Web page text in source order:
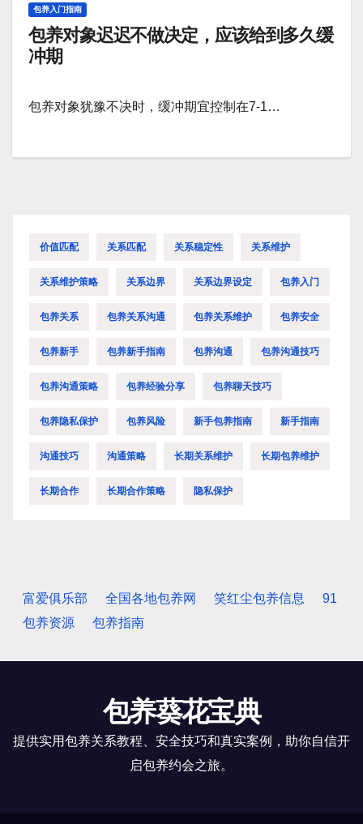
包养入门指南
包养对象迟迟不做决定，应该给到多久缓
冲期
包养对象犹豫不决时，缓冲期宜控制在7-1…
价值匹配 关系匹配 关系稳定性 关系维护
关系维护策略 关系边界 关系边界设定 包养入门
包养关系 包养关系沟通 包养关系维护 包养安全
包养新手 包养新手指南 包养沟通 包养沟通技巧
包养沟通策略 包养经验分享 包养聊天技巧
包养隐私保护 包养风险 新手包养指南 新手指南
沟通技巧 沟通策略 长期关系维护 长期包养维护
长期合作 长期合作策略 隐私保护
富爱俱乐部 全国各地包养网 笑红尘包养信息
91
包养资源
包养指南
包养葵花宝典
提供实用包养关系教程、安全技巧和真实案例，助你自信开
启包养约会之旅。